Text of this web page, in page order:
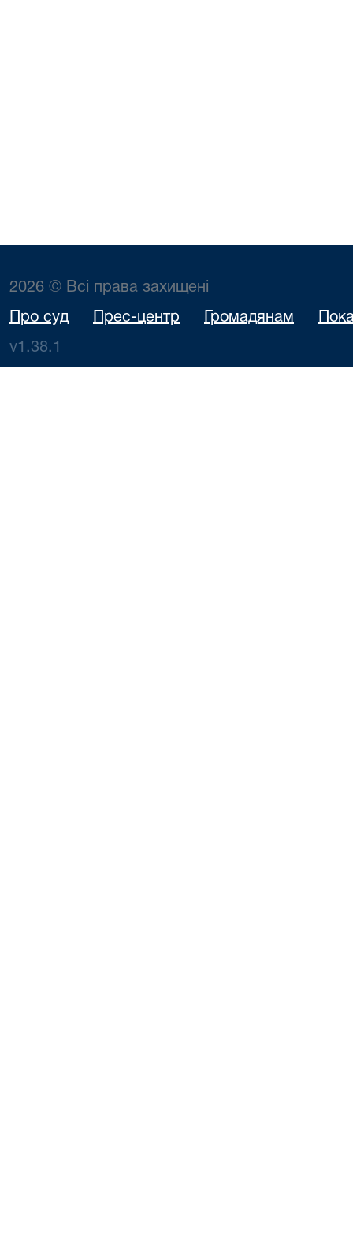
2026 © Всі права захищені
Про суд Прес-центр Громадянам
v1.38.1